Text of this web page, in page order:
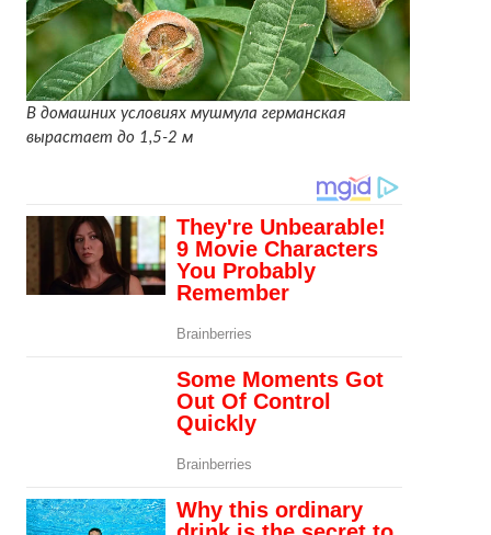
В домашних условиях мушмула германская
вырастает до 1,5-2 м